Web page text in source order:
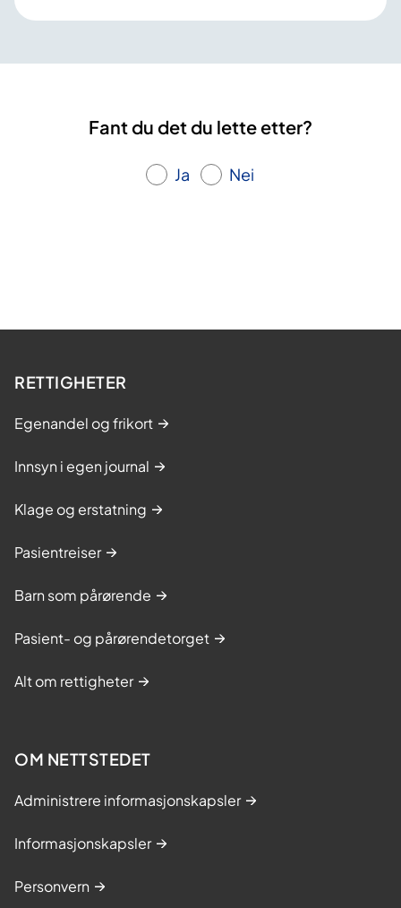
Fant du det du lette etter?
Ja Nei
RETTIGHETER
Egenandel og frikort
Innsyn i egen journal
Klage og erstatning
Pasientreiser
Barn som pårørende
Pasient- og pårørendetorget
Alt om rettigheter
OM NETTSTEDET
Administrere informasjonskapsler
Informasjonskapsler
Personvern